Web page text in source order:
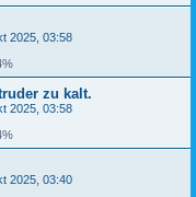
2025, 03:58
zu kalt.
2025, 03:58
2025, 03:40